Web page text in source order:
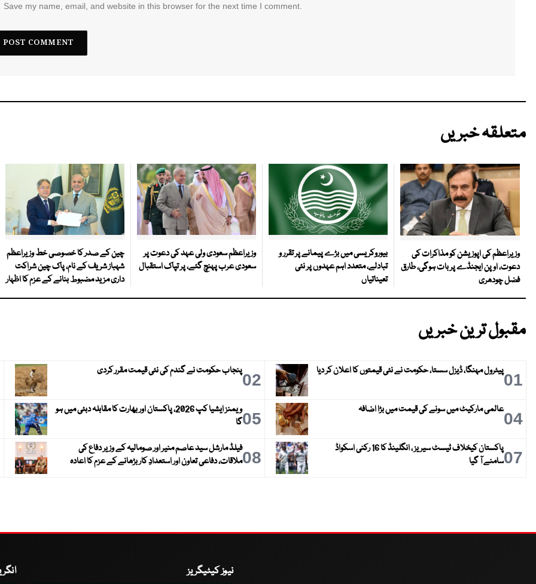
Save my name, email, and website in this browser for the next time I comment.
متعلقہ خبریں
وزیراعظم کی اپوزیشن کو مذاکرات کی
دعوت، اوپن ایجنڈے پر بات ہوگی، طارق
فضل چودھری
بیوروکریسی میں بڑے پیمانے پر تقرر و
تبادلے، متعدد اہم عہدوں پر نئی
تعیناتیاں
وزیراعظم سعودی ولی عہد کی دعوت پر
سعودی عرب پہنچ گئے، پر تپاک استقبال
چین کے صدر کا خصوصی خط وزیراعظم
شہباز شریف کے نام، پاک چین شراکت
داری مزید مضبوط بنانے کے عزم کا اظہار
مقبول ترین خبریں
01پیٹرول مہنگا، ڈیزل سستا، حکومت نے نئی قیمتوں کا اعلان کر دیا 02پنجاب حکومت نے گندم کی نئی قیمت مقرر کردی
04عالمی مارکیٹ میں سونے کی قیمت میں بڑا اضافہ 05
ویمنز ایشیا کپ 2026، پاکستان اور بھارت کا مقابلہ دبئی میں ہو
گا
07
پاکستان کیخلاف ٹیسٹ سیریز ، انگلینڈ کا 16 رکنی اسکواڈ
سامنے آ گیا
08فیلڈ مارشل سید عاصم منیر اور صومالیہ کے وزیر دفاع کی
ملاقات، دفاعی تعاون اور استعدادِ کار بڑھانے کے عزم کا اعادہ
نیوز کیٹیگریز